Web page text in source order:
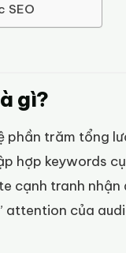
SEO
gì?
phần trăm tổng
hợp keywords
cạnh tranh nhận
của